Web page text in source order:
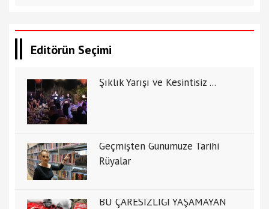
Editörün Seçimi
Şıklık Yarışı ve Kesintisiz ...
Geçmişten Günümüze Tarihi
Rüyalar
BU ÇARESİZLİĞİ YAŞAMAYAN